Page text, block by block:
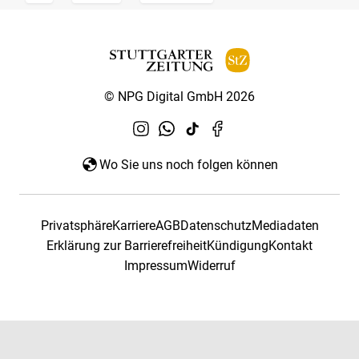
© NPG Digital GmbH 2026
Wo Sie uns noch folgen können
PrivatsphäreKarriereAGBDatenschutzMediadaten
Erklärung zur BarrierefreiheitKündigungKontakt
ImpressumWiderruf